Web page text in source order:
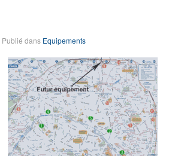
. Publié dans Equipements